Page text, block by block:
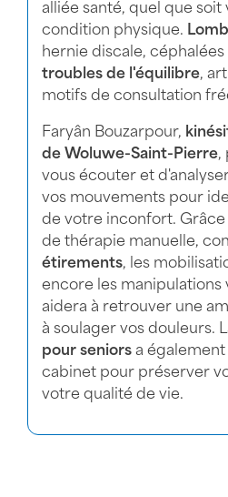
alliée santé, quel que
condition physique.
hernie discale, céphalées
troubles de l'équilibre,
motifs de consultation
Faryân Bouzarpour,
de Woluwe-Saint-Pierre,
vous écouter et
vos mouvements pour
de votre inconfort. Grâce
de thérapie manuelle,
étirements, les
encore les manipulations
aidera à retrouver une
à soulager vos douleurs.
pour seniors a également
cabinet pour préserver
votre qualité de vie.